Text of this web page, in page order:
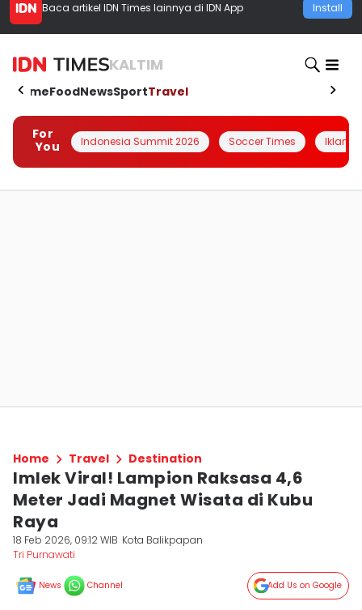
Baca artikel IDN Times lainnya di IDN App Install
KALTIM
HomeFoodNewsSportTravel
For
You
Indonesia Summit 2026 Soccer Times Iklanin
Home Travel Destination
Imlek Viral! Lampion Raksasa 4,6
Meter Jadi Magnet Wisata di Kubu
Raya
18 Feb 2026, 09:12 WIB Kota Balikpapan
Tri Purnawati
News Channel Add Us on Google